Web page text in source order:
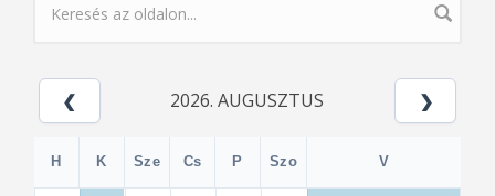
KERESÉS ŰRLAP
2026. AUGUSZTUS
H K Sze Cs P Szo V